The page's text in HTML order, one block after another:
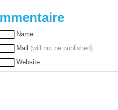
Name
Mail (will not be published)
Website